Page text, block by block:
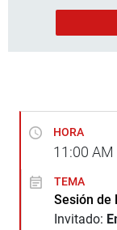
HORA
11:00 AM
TEMA
Sesión de
Invitado: